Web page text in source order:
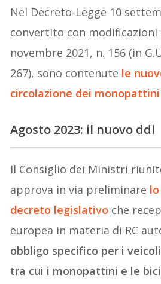
Nel Decreto-Legge 10
convertito con modificazioni
novembre 2021, n. 156 (in
267), sono contenute le
circolazione dei
Agosto 2023: il nuovo ddl
Il Consiglio dei Ministri
approva in via preliminare
decreto legislativo che
europea in materia di RC
obbligo specifico per i
tra cui i monopattini e le